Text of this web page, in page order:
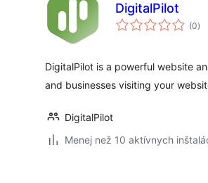
DigitalPilot
(0)
DigitalPilot is a powerful website
and businesses visiting your
DigitalPilot
Menej než 10 aktívnych